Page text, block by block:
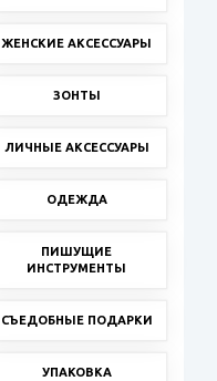
ЖЕНСКИЕ АКСЕССУАРЫ
ЗОНТЫ
ЛИЧНЫЕ АКСЕССУАРЫ
ОДЕЖДА
ПИШУЩИЕ
ИНСТРУМЕНТЫ
СЪЕДОБНЫЕ ПОДАРКИ
УПАКОВКА